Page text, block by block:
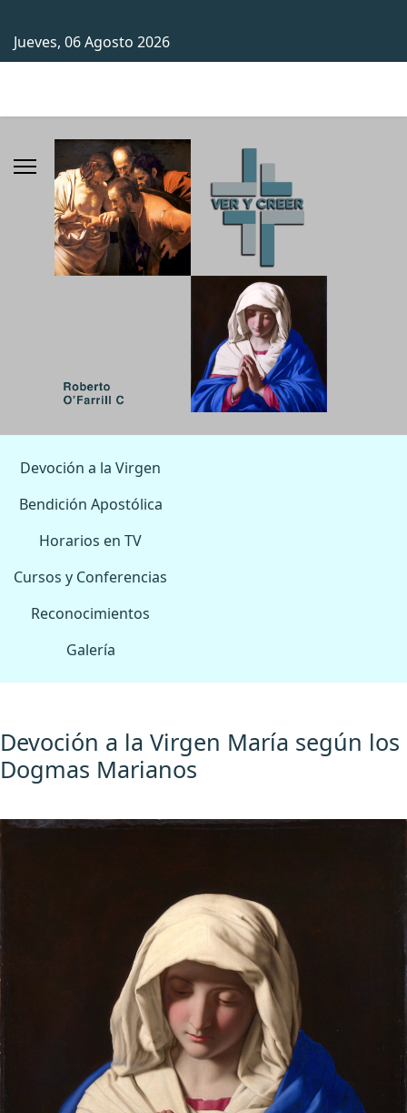
Jueves, 06 Agosto 2026
Devoción a la Virgen
Bendición Apostólica
Horarios en TV
Cursos y Conferencias
Reconocimientos
Galería
Devoción a la Virgen María según los
Dogmas Marianos